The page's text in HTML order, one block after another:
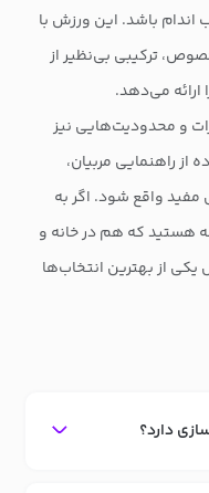
اندام باشد. این ورزش با
ترکیبی بی‌نظیر از
ارائه می‌دهد.
و محدودیت‌هایی نیز
از راهنمایی مربیان،
واقع شود. اگر به
هستید که هم در خانه و
یکی از بهترین انتخاب‌ها
دارد؟